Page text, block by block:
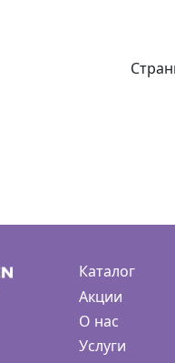
Каталог
Акции
О нас
Услуги